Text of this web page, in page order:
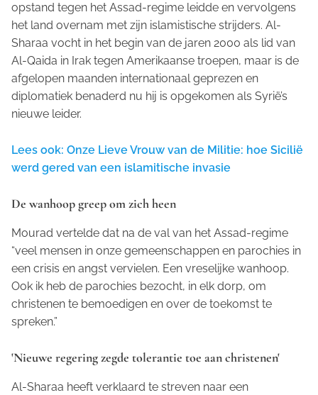
opstand tegen het Assad-regime leidde en vervolgens
het land overnam met zijn islamistische strijders. Al-
Sharaa vocht in het begin van de jaren 2000 als lid van
Al-Qaida in Irak tegen Amerikaanse troepen, maar is de
afgelopen maanden internationaal geprezen en
diplomatiek benaderd nu hij is opgekomen als Syrië’s
nieuwe leider.
Lees ook: Onze Lieve Vrouw van de Militie: hoe Sicilië
werd gered van een islamitische invasie
De wanhoop greep om zich heen
Mourad vertelde dat na de val van het Assad-regime
“veel mensen in onze gemeenschappen en parochies in
een crisis en angst vervielen. Een vreselijke wanhoop.
Ook ik heb de parochies bezocht, in elk dorp, om
christenen te bemoedigen en over de toekomst te
spreken.”
'Nieuwe regering zegde tolerantie toe aan christenen'
Al-Sharaa heeft verklaard te streven naar een